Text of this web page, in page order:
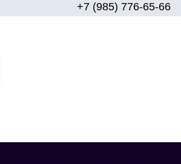
+7 (985) 776-65-66